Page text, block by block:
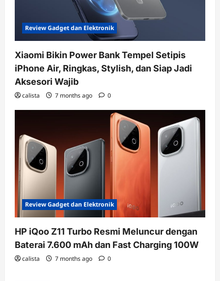
Review Gadget dan Elektronik
Xiaomi Bikin Power Bank Tempel Setipis
iPhone Air, Ringkas, Stylish, dan Siap Jadi
Aksesori Wajib
calista 7 months ago 0
Review Gadget dan Elektronik
HP iQoo Z11 Turbo Resmi Meluncur dengan
Baterai 7.600 mAh dan Fast Charging 100W
calista 7 months ago 0